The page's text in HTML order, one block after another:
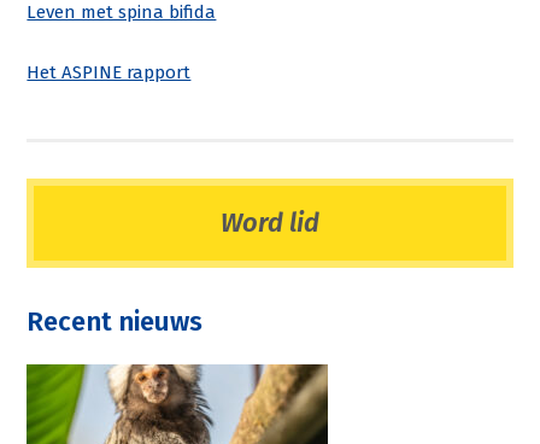
Leven met spina bifida
Het ASPINE rapport
Word lid
Recent nieuws